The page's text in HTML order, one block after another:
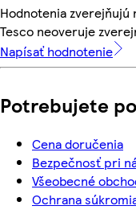
Hodnotenia zverejňujú
Tesco neoveruje
Napísať hodnotenie
Potrebujete
Cena doručenia
Bezpečnosť pri
Všeobecné
Ochrana